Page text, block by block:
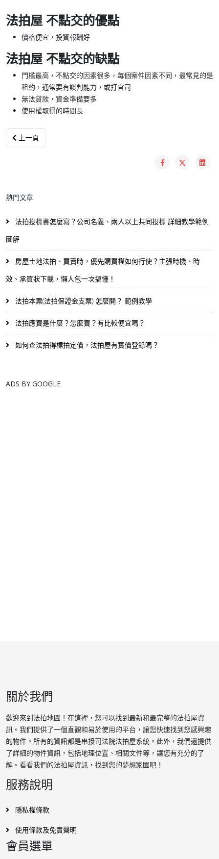
法拍屋 不點交的優點
價格便宜，投資報酬好
法拍屋 不點交的缺點
門檻最高，不點交的因素很多，每個案件因素不同，最常見的是
租約，通常要有談判能力，或打官司
無法貸款，資金準備要多
使用權取得的時間長
上一篇文章: 標單寫錯金額，得標了可以反悔嗎！？ 7天內沒繳清尾
上一頁
熱門文章
法拍投標書怎麼寫？公司名義、兩人以上共同投標 詳細教學範例
圖解
房屋土地法拍、買賣時，優先購買權如何行使？主張時機、時
效、承買狀下載，懶人包一次搞懂！
法拍本票(法拍保證金支票) 怎麼開？ 範例教學
法拍應買是什麼？怎麼買？有比較便宜嗎？
如何查法拍得標拍定價，法拍屋有實價登錄嗎？
ADS BY GOOGLE
關於我們
歡迎來到法拍地圖！在這裡，您可以找到最新和最完整的法拍屋資
訊。我們提供了一個直觀和易於使用的平台，讓您快速找到您感興趣
的物件。所有的資訊都是串接司法院法拍屋系統。此外，我們還提供
了詳細的物件資訊，包括地理位置、相關文件等，讓您有充分的了
解。看看我們的法拍屋資訊，找到您的夢想家園吧！
服務說明
隱私權條款
使用條款及免責聲明
會員選單